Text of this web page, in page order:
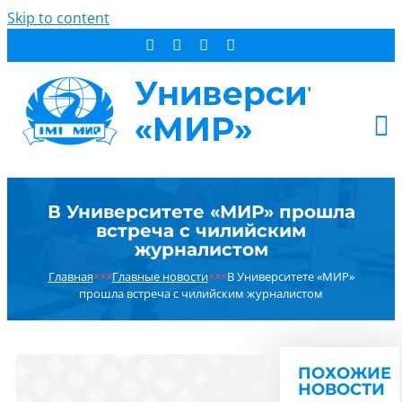
Skip to content
СТУДЕНТУ
ДОПОБРАЗОВАНИЕ
ОБ УНИВЕРСИТЕТЕ
НОВОСТИ
В Университете «МИР» прошла
встреча с чилийским
журналистом
Главная×××Главные новости×××В Университете «МИР»
прошла встреча с чилийским журналистом
ПОХОЖИЕ
НОВОСТИ